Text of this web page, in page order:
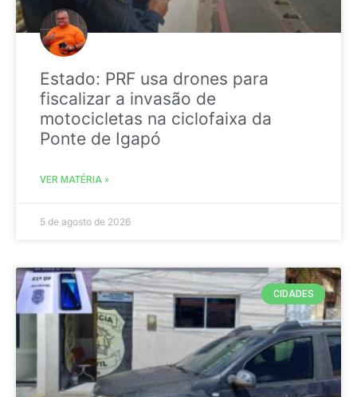
Estado: PRF usa drones para
fiscalizar a invasão de
motocicletas na ciclofaixa da
Ponte de Igapó
VER MATÉRIA »
5 de agosto de 2026
CIDADES